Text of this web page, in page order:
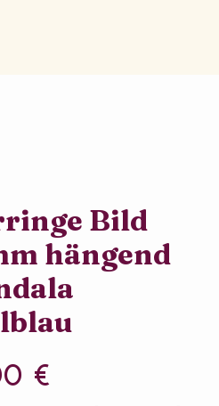
Bild
hängend
€